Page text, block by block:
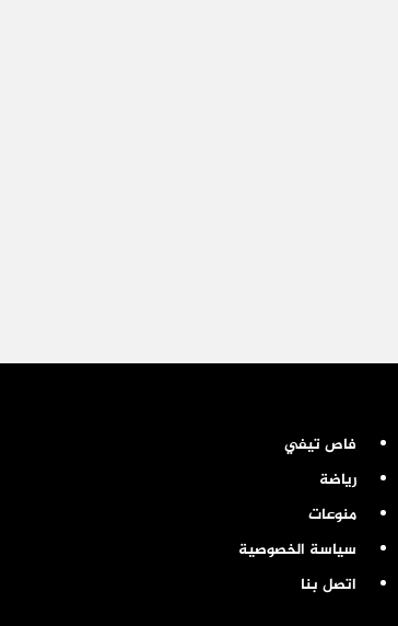
فاص تيفي
رياضة
منوعات
سياسة الخصوصية
اتصل بنا